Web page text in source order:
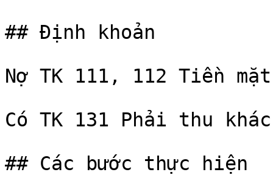
## Định khoản
Nợ TK 111, 112 Tiền
Có TK 131 Phải thu
## Các bước thực hiện